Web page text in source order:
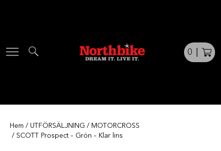
0
Hem / UTFÖRSÄLJNING / MOTORCROSS
/ SCOTT Prospect – Grön – Klar lins